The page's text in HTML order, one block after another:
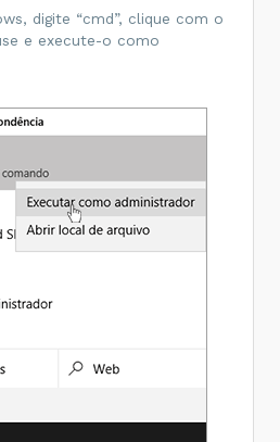
digite “cmd”, clique com o
e execute-o como